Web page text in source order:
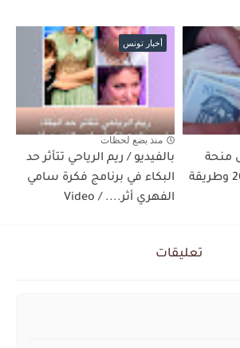
منحة
الطفل والأسرة 2026 وطريقة
أخبار تونس
منذ بضع لحظات
بالفيديو / ريم الرياحي تتأثر حد
البكاء في برنامج فكرة سامي
الفهري أثر.... / Video
تعليقات